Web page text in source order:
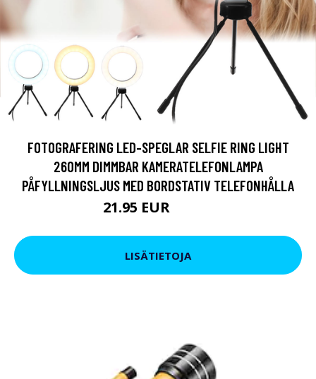
FOTOGRAFERING LED-SPEGLAR SELFIE RING LIGHT
260MM DIMMBAR KAMERATELEFONLAMPA
PÅFYLLNINGSLJUS MED BORDSTATIV TELEFONHÅLLA
21.95 EUR
LISÄTIETOJA